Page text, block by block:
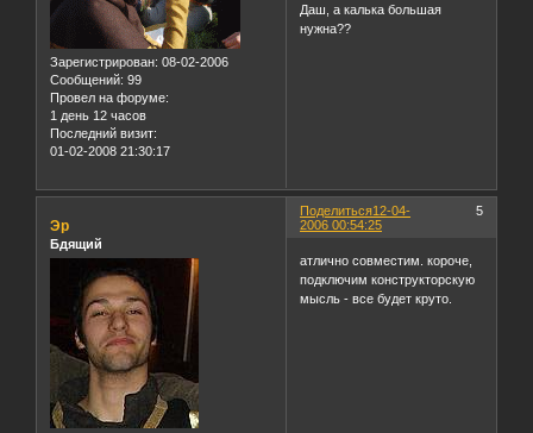
Зарегистрирован: 08-02-2006
Сообщений: 99
Провел на форуме:
1 день 12 часов
Последний визит:
01-02-2008 21:30:17
Даш, а калька большая
нужна??
Поделиться 5
12-04-
2006 00:54:25
Эр
Бдящий
атлично совместим. короче,
подключим конструкторскую
мысль - все будет круто.